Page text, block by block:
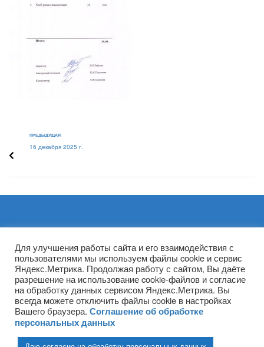
ПРЕДЫДУЩАЯ
16 декабря 2025 г.
Архивы
(ГПОУ ТО «НТПБ») 2020 г. ©
Для улучшения работы сайта и его взаимодействия с
пользователями мы используем файлы cookie и сервис
Яндекс.Метрика. Продолжая работу с сайтом, Вы даёте
разрешение на использование cookie-файлов и согласие
на обработку данных сервисом Яндекс.Метрика. Вы
всегда можете отключить файлы cookie в настройках
Вашего браузера. Соглашение об обработке
персональных данных